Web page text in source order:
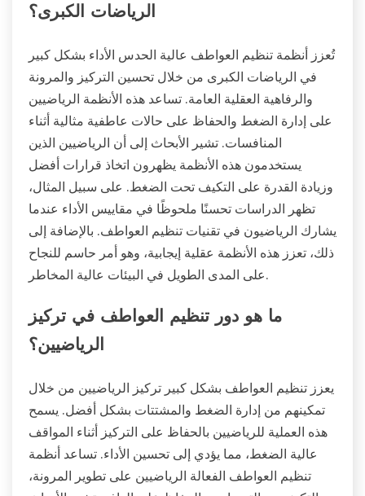
الرياضات الكبرى؟
تُعزز أنظمة تنظيم العواطف عالية الحدس الأداء بشكل كبير
في الرياضات الكبرى من خلال تحسين التركيز والمرونة
والرفاهية العقلية العامة. تساعد هذه الأنظمة الرياضيين
على إدارة الضغط والحفاظ على حالات عاطفية مثالية أثناء
المنافسات. تشير الأبحاث إلى أن الرياضيين الذين
يستخدمون هذه الأنظمة يظهرون اتخاذ قرارات أفضل
وزيادة القدرة على التكيف تحت الضغط. على سبيل المثال،
تظهر الدراسات تحسنًا ملحوظًا في مقاييس الأداء عندما
يشارك الرياضيون في تقنيات تنظيم العواطف. بالإضافة إلى
ذلك، تعزز هذه الأنظمة عقلية إيجابية، وهو أمر حاسم للنجاح
على المدى الطويل في البيئات عالية المخاطر.
ما هو دور تنظيم العواطف في تركيز
الرياضيين؟
يعزز تنظيم العواطف بشكل كبير تركيز الرياضيين من خلال
تمكينهم من إدارة الضغط والمشتتات بشكل أفضل. يسمح
هذه العملية للرياضيين بالحفاظ على التركيز أثناء المواقف
عالية الضغط، مما يؤدي إلى تحسين الأداء. تساعد أنظمة
تنظيم العواطف الفعالة الرياضيين على تطوير المرونة،